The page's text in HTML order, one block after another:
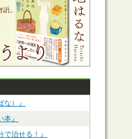
な）』
本』
で治せる！』